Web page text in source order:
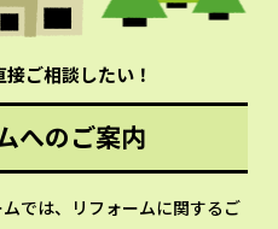
ご相談したい！
へのご案内
では、リフォームに関するご